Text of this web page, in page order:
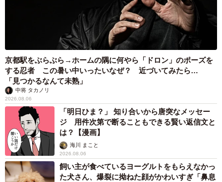
京都駅をぶらぶら→ホームの隅に何やら「ドロン」のポーズを
する忍者 この暑い中いったいなぜ？ 近づいてみたら…
「見つかるなんて未熟」
中将 タカノリ
2026.08.06
「明日ひま？」 知り合いから唐突なメッセー
ジ 用件次第で断ることもできる賢い返信文と
は？【漫画】
海川 まこと
2026.08.06
飼い主が食べているヨーグルトをもらえなかっ
た犬さん、爆裂に拗ねた顔がかわいすぎ「鼻息